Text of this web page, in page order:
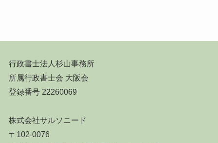
行政書士法人杉山事務所
所属行政書士会 大阪会
登録番号 22260069
株式会社サルソニード
〒102-0076